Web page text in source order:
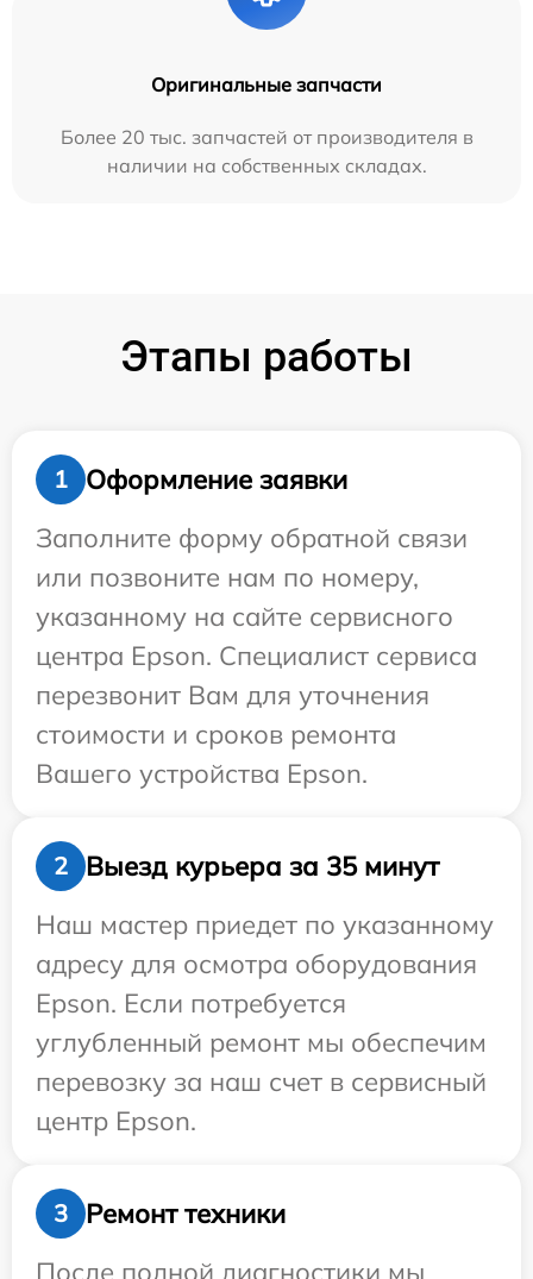
Оригинальные запчасти
Более 20 тыс. запчастей от производителя в
наличии на собственных складах.
Этапы работы
1
Оформление заявки
Заполните форму обратной связи
или позвоните нам по номеру,
указанному на сайте сервисного
центра Epson. Специалист сервиса
перезвонит Вам для уточнения
стоимости и сроков ремонта
Вашего устройства Epson.
2
Выезд курьера за 35 минут
Наш мастер приедет по указанному
адресу для осмотра оборудования
Epson. Если потребуется
углубленный ремонт мы обеспечим
перевозку за наш счет в сервисный
центр Epson.
3
Ремонт техники
После полной диагностики мы